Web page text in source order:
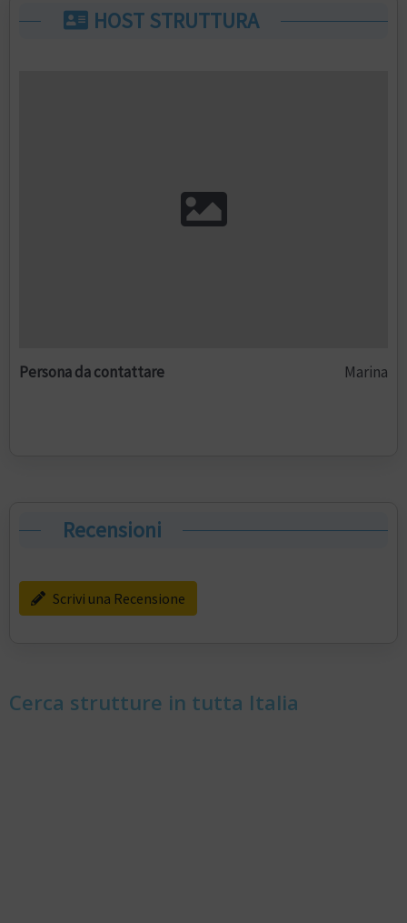
HOST STRUTTURA
Persona da contattare Marina
Recensioni
Scrivi una Recensione
Cerca strutture in tutta Italia